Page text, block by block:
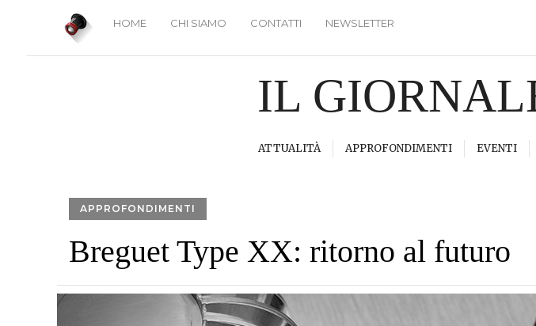
HOME CHI SIAMO CONTATTI NEWSLETTER
IL
ATTUALITÀ APPROFONDIMENTI EVENTI
APPROFONDIMENTI
Breguet Type XX: ritorno al futuro